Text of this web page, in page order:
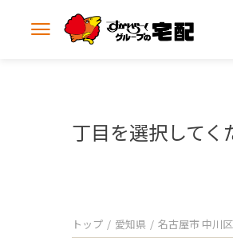
メ
丁目を選択してく
トップ 愛知県 名古屋市 中川区